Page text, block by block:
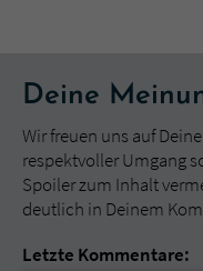
Deine
Wir freuen uns auf
respektvoller Umgang
Spoiler zum Inhalt
deutlich in Deinem
Letzte Kommentare: